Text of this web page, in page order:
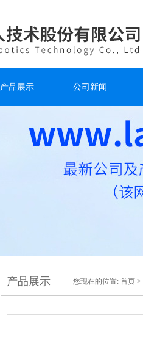
产品展示 公司新闻
产品展示 您现在的位置: 首页 >